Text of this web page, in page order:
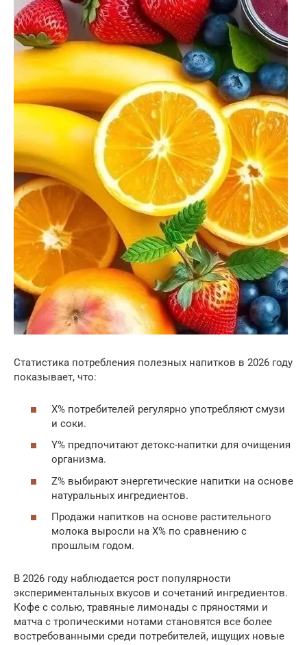
Статистика потребления полезных напитков в 2026 году
показывает, что:
X% потребителей регулярно употребляют смузи
и соки.
Y% предпочитают детокс-напитки для очищения
организма.
Z% выбирают энергетические напитки на основе
натуральных ингредиентов.
Продажи напитков на основе растительного
молока выросли на X% по сравнению с
прошлым годом.
В 2026 году наблюдается рост популярности
экспериментальных вкусов и сочетаний ингредиентов.
Кофе с солью, травяные лимонады с пряностями и
матча с тропическими нотами становятся все более
востребованными среди потребителей, ищущих новые